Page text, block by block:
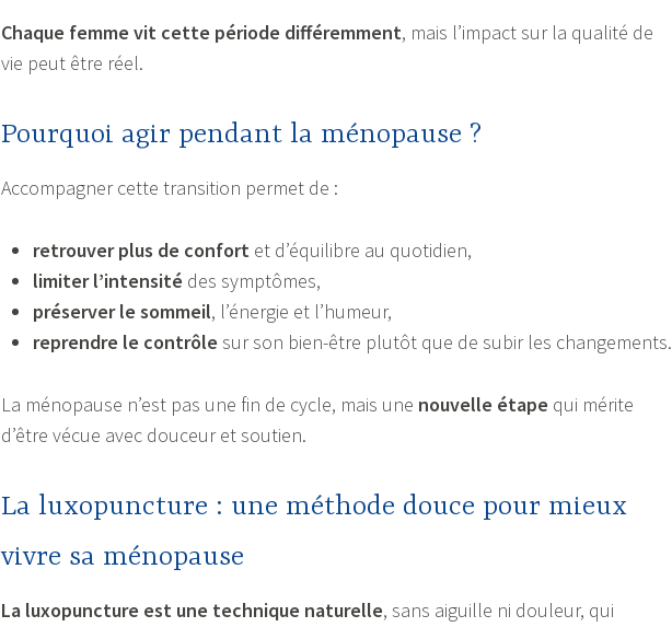
Chaque femme vit cette période différemment, mais l’impact sur la qualité de
vie peut être réel.
Pourquoi agir pendant la ménopause ?
Accompagner cette transition permet de :
retrouver plus de confortet d’équilibre au quotidien,
limiter l’intensité des symptômes,
préserver le sommeil, l’énergie et l’humeur,
reprendre le contrôle sur son bien-être plutôt que de subir les changements.
La ménopause n’est pas une fin de cycle, mais une nouvelle étape qui mérite
d’être vécue avec douceur et soutien.
La luxopuncture : une méthode douce pour mieux
vivre sa ménopause
La luxopuncture est une technique naturelle, sans aiguille ni douleur, qui